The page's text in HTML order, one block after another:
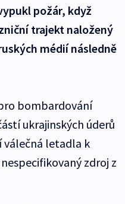
požár, když
trajekt naložený
médií následně
bombardování
ukrajinských úderů
letadla k
zdroj z